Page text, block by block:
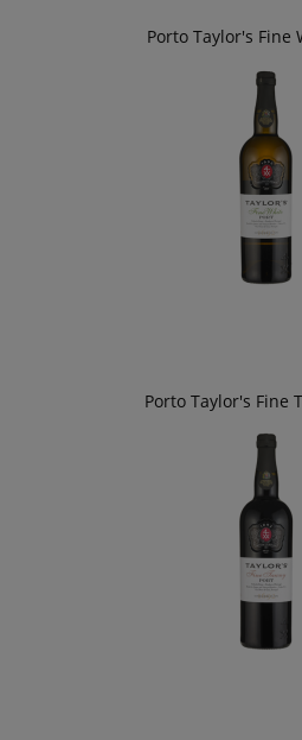
Porto Taylor's Fine
Porto Taylor's Fine